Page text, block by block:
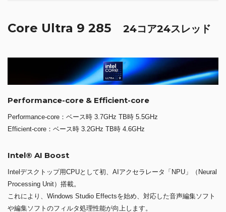
Core Ultra 9 285 24コア24スレッド
Performance-core & Efficient-core
Performance-core：ベース時 3.7GHz TB時 5.5GHz
Efficient-core：ベース時 3.2GHz TB時 4.6GHz
Intel® AI Boost
Intelデスクトップ用CPUとして初、AIアクセラレータ「NPU」（Neural
Processing Unit）搭載。
これにより、Windows Studio Effectsを始め、対応した音声編集ソフト
や編集ソフトのフィルタ処理性能が向上します。